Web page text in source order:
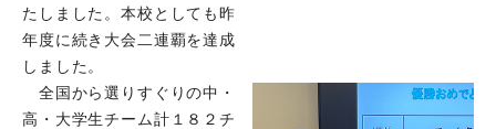
たしました。本校としても昨
年度に続き大会二連覇を達成
しました。
全国から選りすぐりの中・
高・大学生チーム計１８２チ